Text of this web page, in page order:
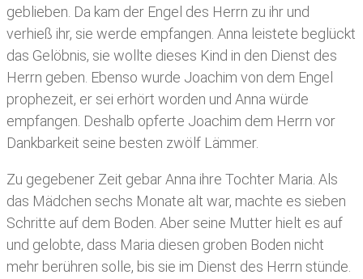
geblieben. Da kam der Engel des Herrn zu ihr und
verhieß ihr, sie werde empfangen. Anna leistete beglückt
das Gelöbnis, sie wollte dieses Kind in den Dienst des
Herrn geben. Ebenso wurde Joachim von dem Engel
prophezeit, er sei erhört worden und Anna würde
empfangen. Deshalb opferte Joachim dem Herrn vor
Dankbarkeit seine besten zwölf Lämmer.
Zu gegebener Zeit gebar Anna ihre Tochter Maria. Als
das Mädchen sechs Monate alt war, machte es sieben
Schritte auf dem Boden. Aber seine Mutter hielt es auf
und gelobte, dass Maria diesen groben Boden nicht
mehr berühren solle, bis sie im Dienst des Herrn stünde.